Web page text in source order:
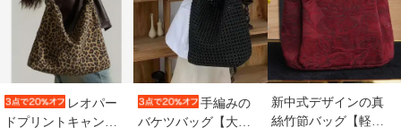
レオパー
ドプリントキャンバ
手編みの
バケツバッグ【大容
新中式デザインの真
絲竹節バッグ【軽